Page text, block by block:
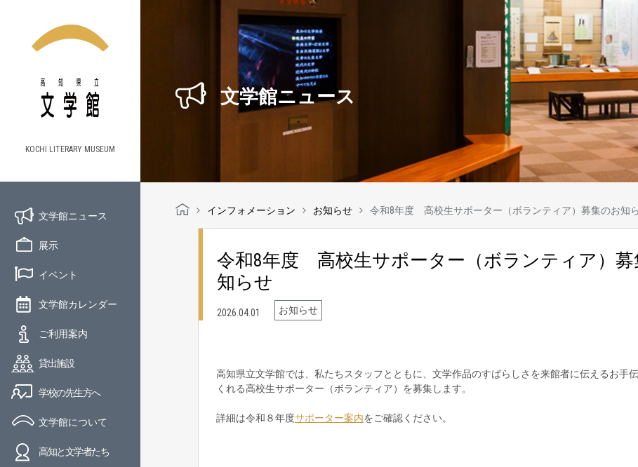
KOCHI LITERARY MUSEUM
文学館ニュース
展示
イベント
文学館カレンダー
ご利用案内
貸出施設
学校の先生方へ
文学館について
高知と文学者たち
文学館ニュース
インフォメーション お知らせ 令和8年度 高校生サポーター（ボランティア）募集のお知
令和8年度 高校生サポーター（ボランティア）募
知らせ
2026.04.01 お知らせ
高知県立文学館では、私たちスタッフとともに、文学作品のすばらしさを来館者に伝えるお手
くれる高校生サポーター（ボランティア）を募集します。
詳細は令和８年度サポーター案内をご確認ください。